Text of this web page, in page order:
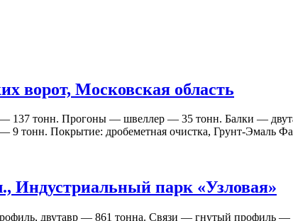
ворот, Московская область
— 137 тонн. Прогоны — швеллер — 35 тонн. Балки —
тонн. Покрытие: дробеметная очистка, Грунт-Эмаль
Индустриальный парк «Узловая»
двутавр — 861 тонна. Связи — гнутый